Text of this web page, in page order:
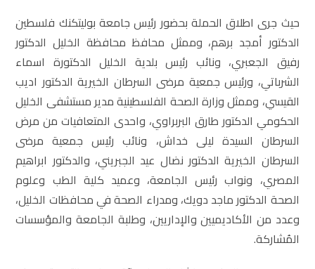
حيث جرى اطلاق الحملة بحضور رئيس جامعة بوليتكنك فلسطين
الدكتور أمجد برهم، وممثل محافظ محافظة الخليل الدكتور
رفيق الجعبري، ونائب رئيس بلدية الخليل الدكتورة اسماء
الشرباتي، ورئيس جمعية مرضى السرطان الخيرية الدكتور اديب
القيسي، وممثل وزارة الصحة الفلسطينية مدير مستشفى الخليل
الحكومي الدكتور طارق البربراوي، واحدى المتعافيات من مرض
السرطان السيدة ليلى خداش، ونائب رئيس جمعية مرضى
السرطان الخيرية الدكتور نضال عيد الجبريني، والدكتور ابراهيم
المصري، ونواب رئيس الجامعة، وعميد كلية الطب وعلوم
الصحة الدكتور ماجد دويك، ومدراء الصحة في محافظات الخليل،
وعدد من الأكاديميين والإداريين، وطلبة الجامعة والمؤسسات
المُشاركة.